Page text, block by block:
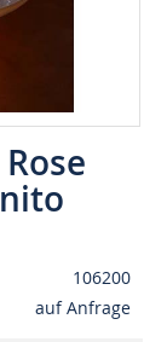
106200
auf Anfrage